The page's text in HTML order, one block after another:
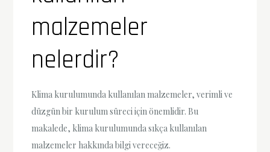
malzemeler
nelerdir?
Klima kurulumunda kullanılan malzemeler, verimli ve
düzgün bir kurulum süreci için önemlidir. Bu
makalede, klima kurulumunda sıkça kullanılan
malzemeler hakkında bilgi vereceğiz.